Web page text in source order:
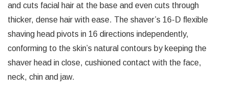
and cuts facial hair at the base and even cuts through
thicker, dense hair with ease. The shaver’s 16-D flexible
shaving head pivots in 16 directions independently,
conforming to the skin’s natural contours by keeping the
shaver head in close, cushioned contact with the face,
neck, chin and jaw.